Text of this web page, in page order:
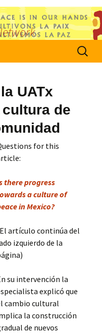
Search
for:
UATx
de
for this
there progress
a culture of
in Mexico?
artículo continúa del
izquierdo de la
su intervención la
explicó que
cambio cultural
la construcción
de nuevos